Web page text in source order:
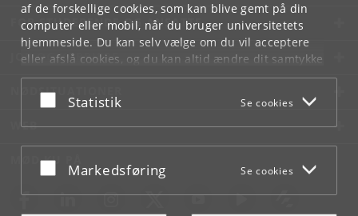
af de forskellige cookies, som kan blive gemt på din
computer eller mobil, når du bruger universitetets
hjemmeside. Du kan selv vælge om du vil acceptere
eller afslå cookies, og du kan altid ændre dit samtykke
underCookie- og privatlivspolitiksom du finder i
bunden af hver side.
Acceptér eller afslå
Statistik Se cookies
Acceptér eller afslå
Markedsføring Se cookies
FOR STUDERENDE OG ANSATTE
JOB OG KARRIERE
NØDSITUATIONER
WEB
MØD KU PÅ